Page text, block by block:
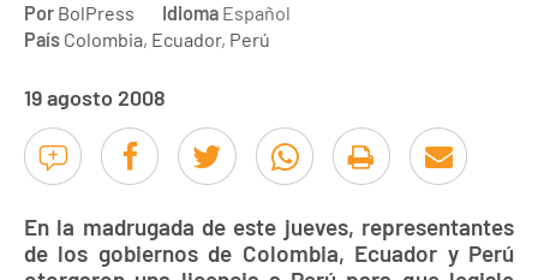
Por BolPress Idioma Español
País Colombia, Ecuador, Perú
19 agosto 2008
En la madrugada de este jueves, representantes
de los gobiernos de Colombia, Ecuador y Perú